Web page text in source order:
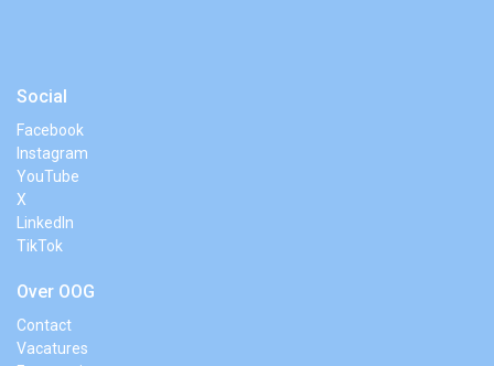
Social
Facebook
Instagram
YouTube
X
LinkedIn
TikTok
Over OOG
Contact
Vacatures